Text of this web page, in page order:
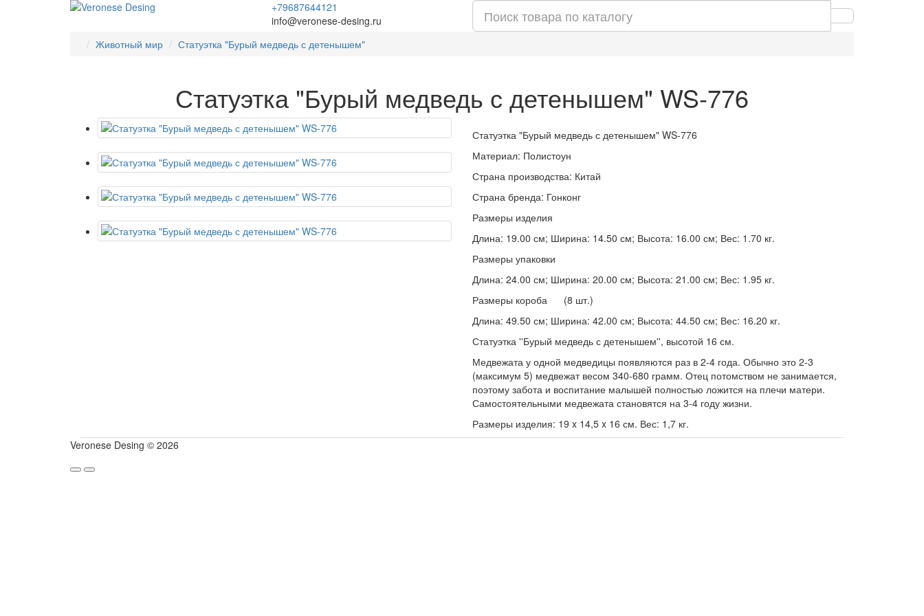
+79687644121
info@veronese-desing.ru
Животный мир
Статуэтка "Бурый медведь с детенышем"
Статуэтка "Бурый медведь с детенышем" WS-776
Статуэтка "Бурый медведь с детенышем" WS-776
Материал: Полистоун
Страна производства: Китай
Страна бренда: Гонконг
Размеры изделия
Длина: 19.00 см; Ширина: 14.50 см; Высота: 16.00 см; Вес: 1.70 кг.
Размеры упаковки
Длина: 24.00 см; Ширина: 20.00 см; Высота: 21.00 см; Вес: 1.95 кг.
Размеры короба (8 шт.)
Длина: 49.50 см; Ширина: 42.00 см; Высота: 44.50 см; Вес: 16.20 кг.
Статуэтка ''Бурый медведь с детенышем'', высотой 16 см.
Медвежата у одной медведицы появляются раз в 2-4 года. Обычно это 2-3
(максимум 5) медвежат весом 340-680 грамм. Отец потомством не занимается,
поэтому забота и воспитание малышей полностью ложится на плечи матери.
Самостоятельными медвежата становятся на 3-4 году жизни.
Размеры изделия: 19 x 14,5 x 16 см. Вес: 1,7 кг.
Veronese Desing © 2026